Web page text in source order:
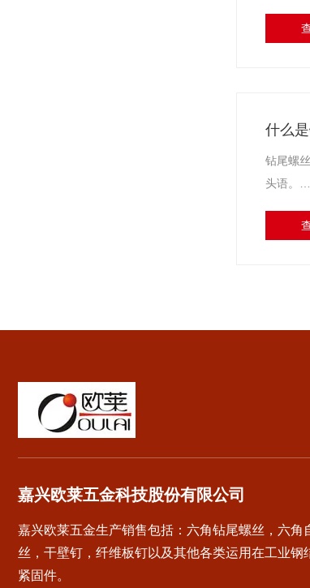
动工具
什么
钻尾螺
头语。
料、基
嘉兴欧莱五金科技股份有限公司
嘉兴欧莱五金生产销售包括：六角钻尾螺丝，六角
丝，干壁钉，纤维板钉以及其他各类运用在工业钢
紧固件。